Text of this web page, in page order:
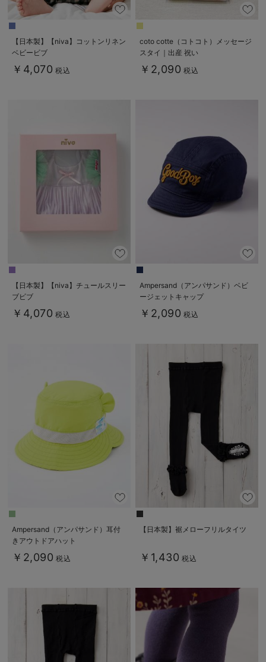
【日本製】【niva】コットンリネン
ベビービブ
￥4,070 税込
coto cotte（コトコト）メッセージ
スタイ｜出産 祝い
￥2,090 税込
【日本製】【niva】チュールスリー
ブビブ
￥4,070 税込
Ampersand（アンパサンド）ベビ
ージェットキャップ
￥2,090 税込
Ampersand（アンパサンド）耳付
きアウトドアハット
￥2,090 税込
【日本製】裾メローフリルタイツ
￥1,430 税込